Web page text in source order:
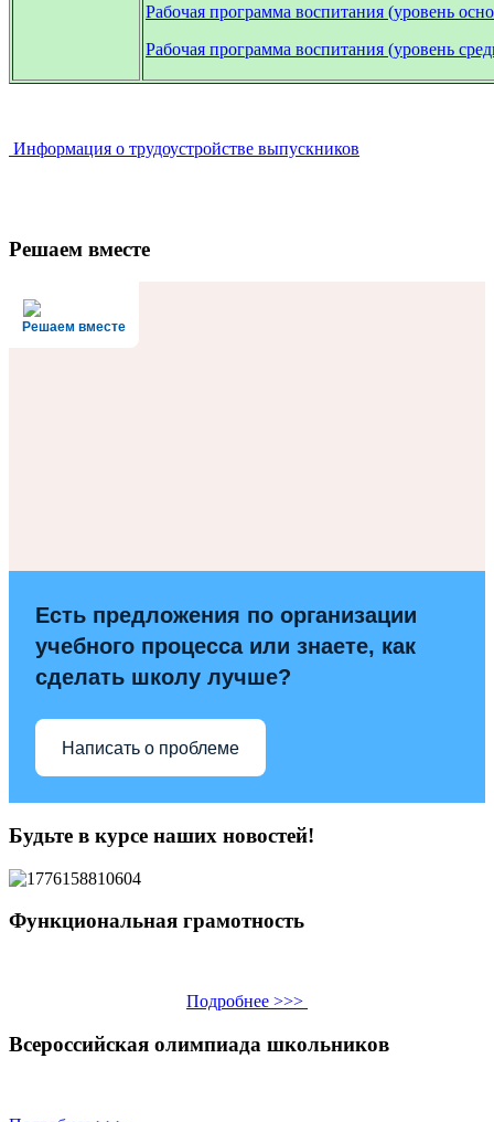
Рабочая программа воспитания (уровень
Рабочая программа воспитания (уровень
Информация о трудоустройстве выпускников
Решаем вместе
Решаем вместе
Есть предложения по организации
учебного процесса или знаете, как
сделать школу лучше?
Написать о проблеме
Будьте в курсе наших новостей!
Функциональная грамотность
Подробнее >>>
Всероссийская олимпиада школьников